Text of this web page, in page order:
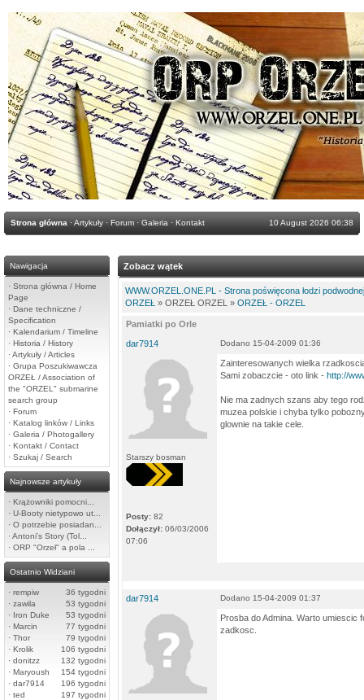
Strona główna ·Artykuły · Forum · Galeria · Kontakt 10 August 2026 06:38
Nawigacja
· Strona główna / Home
Page
· Dane techniczne /
Specification
· Kalendarium / Timeline
· Historia / History
·Artykuły / Articles
· Grupa Poszukiwawcza
ORZEŁ / Association of
the "ORZEL" submarine
search group
· Forum
· Katalog linków / Links
· Galeria / Photogallery
· Kontakt / Contact
· Szukaj / Search
Najnowsze artykuły
· Krążowniki pomocni...
· U-Booty nietypowo ut...
· O potrzebie posiadan...
· Antoni's Story (Tol...
· ORP "Orzeł" a pola ...
Ostatnio Widziani
· rempiw
36 tygodni
· zawila
53 tygodni
· Iron Duke
53 tygodni
· Marcin
77 tygodni
· Thor
79 tygodni
· Krolik
106 tygodni
· donitzz
132 tygodni
· Maryoush
154 tygodni
· dar7914
196 tygodni
· ted 197 tygodni
Zobacz wątek
WWW.ORZEL.ONE.PL - Strona poświęcona łodzi
ORZEŁ » ORZEŁ ORZEL » ORZEŁ - ORZEL
Pamiatki po Orle
dar7914
Dodano 15-04-2009 01:36
Starszy bosman
Posty: 82
Dołączył: 06/03/2006
07:06
Zainteresowanych wielka
Sami zobaczcie - oto link - http://
Nie ma zadnych szans aby tego
muzea polskie i chyba tylko
glownie na takie cele.
dar7914 Dodano 15-04-2009 01:37
Prosba do Admina. Warto umiescic
zadkosc.